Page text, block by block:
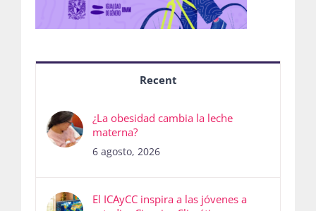
Recent
¿La obesidad cambia la leche
materna?
6 agosto, 2026
El ICAyCC inspira a las jóvenes a